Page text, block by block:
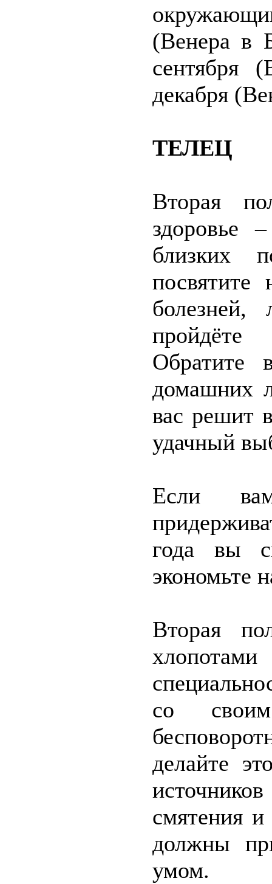
(Венера в
сентября
декабря
ТЕЛЕЦ
Вторая
здоровье
близких
посвятите
болезней,
пройдёте
Обратите
домашних
вас решит
удачный
Если
года вы
экономьте
Вторая
со
делайте
смятения
должны
умом.